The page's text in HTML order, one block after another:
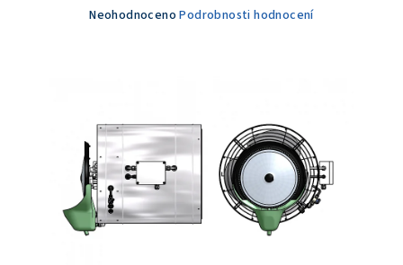
Průměrné
hvězdiček.
Neohodnoceno Podrobnosti hodnocení